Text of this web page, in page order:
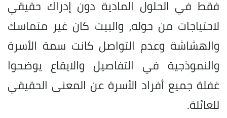
فقط في الحلول المادية دون إدراك حقيقي
لاحتياجات من حوله، والبيت كان غير متماسك
والهشاشة وعدم التواصل كانت سمة الأسرة
والنموذجية في التفاصيل والايقاع يوضحوا
غفلة جميع أفراد الأسرة عن المعنى الحقيقي
للعائلة.